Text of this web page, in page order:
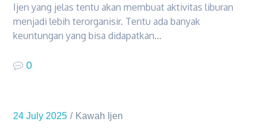
Ijen yang jelas tentu akan membuat aktivitas liburan
menjadi lebih terorganisir. Tentu ada banyak
keuntungan yang bisa didapatkan…
0
24 July 2025 Kawah Ijen